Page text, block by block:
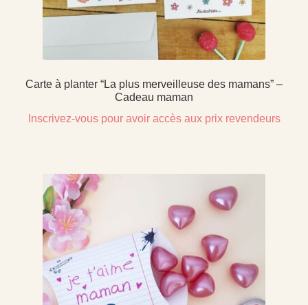
Carte à planter “La plus merveilleuse des mamans” –
Cadeau maman
Inscrivez-vous pour avoir accès aux prix revendeurs